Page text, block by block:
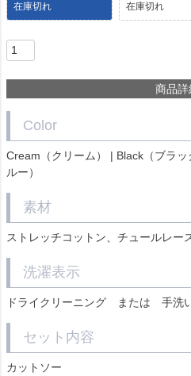
在庫切れ 在庫切れ
商品詳
Color
Cream（クリーム） | Black（ブラ
ルー）
素材
ストレッチコットン、チュールレー
洗濯表示
ドライクリーニング または 手洗
セット内容
カットソー